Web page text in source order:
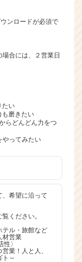
ンロードが必須で
合には、２営業日
たい
も磨きたい
らどんどん力をつ
やってみたい
希望に沿って
ください。
テル・旅館など
材営業
〉
業！人と人、
ゴト～